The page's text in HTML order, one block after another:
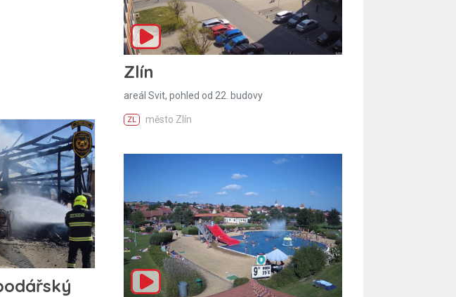
Zlín
areál Svit, pohled od 22. budovy
ZL město Zlín